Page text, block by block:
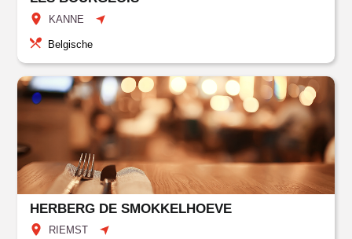
KANNE
Belgische
HERBERG DE SMOKKELHOEVE
RIEMST